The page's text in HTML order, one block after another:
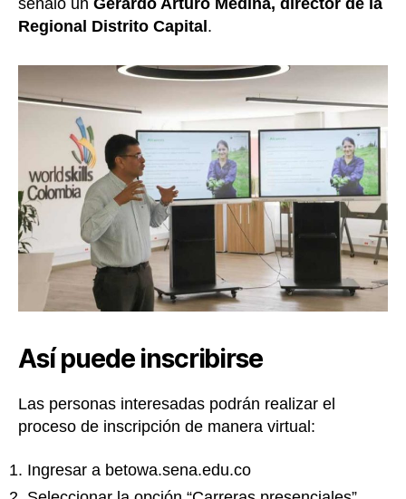
señaló un Gerardo Arturo Medina, director de la
Regional Distrito Capital .
Así puede inscribirse
Las personas interesadas podrán realizar el
proceso de inscripción de manera virtual:
Ingresar a betowa.sena.edu.co